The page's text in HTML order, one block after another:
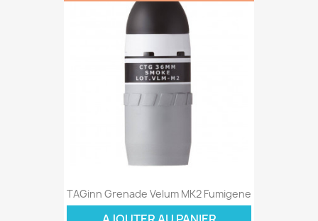
TAGinn Grenade Velum MK2 Fumigene